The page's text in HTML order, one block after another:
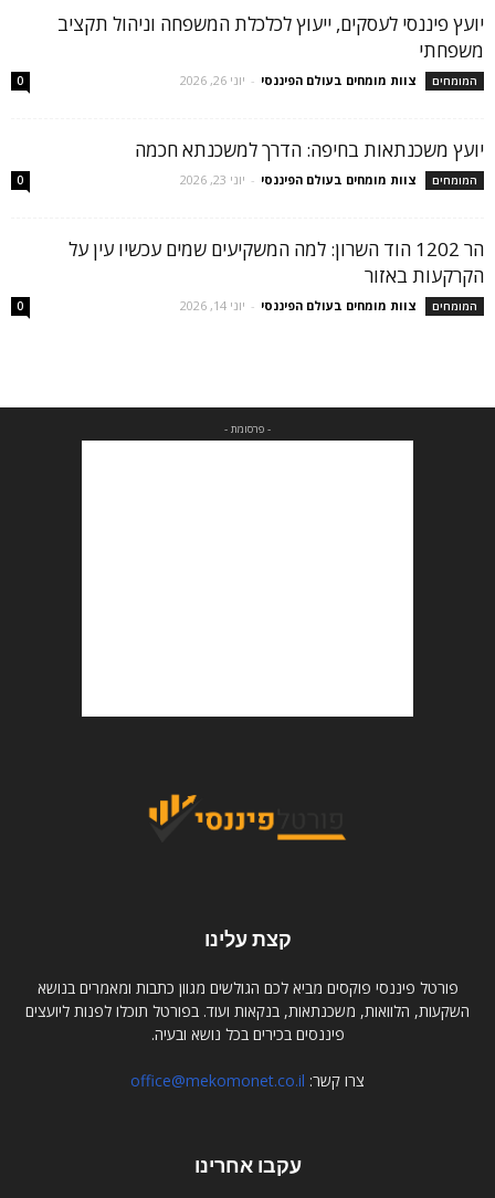
יועץ פיננסי לעסקים, ייעוץ לכלכלת המשפחה וניהול תקציב
משפחתי
המומחים צוות מומחים בעולם הפיננסי - יוני 26, 2026 0
יועץ משכנתאות בחיפה: הדרך למשכנתא חכמה
המומחים צוות מומחים בעולם הפיננסי - יוני 23, 2026 0
הר 1202 הוד השרון: למה המשקיעים שמים עכשיו עין על
הקרקעות באזור
המומחים צוות מומחים בעולם הפיננסי - יוני 14, 2026 0
- פרסומת -
קצת עלינו
פורטל פיננסי פוקסים מביא לכם הגולשים מגוון כתבות ומאמרים בנושא
השקעות, הלוואות, משכנתאות, בנקאות ועוד. בפורטל תוכלו לפנות ליועצים
פיננסים בכירים בכל נושא ובעיה.
צרו קשר: office@mekomonet.co.il
עקבו אחרינו